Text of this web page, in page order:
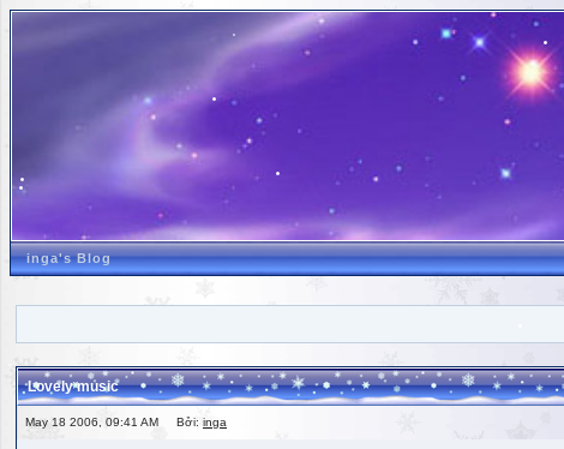
inga's Blog
Lovely music
May 18 2006, 09:41 AM Bởi: inga